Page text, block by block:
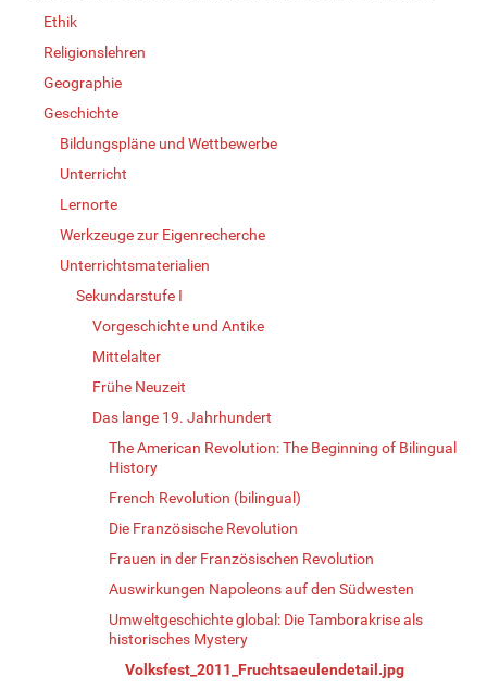
Ethik
Religionslehren
Geographie
Geschichte
Bildungspläne und Wettbewerbe
Unterricht
Lernorte
Werkzeuge zur Eigenrecherche
Unterrichtsmaterialien
Sekundarstufe I
Vorgeschichte und Antike
Mittelalter
Frühe Neuzeit
Das lange 19. Jahrhundert
The American Revolution: The Beginning of Bilingual
History
French Revolution (bilingual)
Die Französische Revolution
Frauen in der Französischen Revolution
Auswirkungen Napoleons auf den Südwesten
Umweltgeschichte global: Die Tamborakrise als
historisches Mystery
Volksfest_2011_Fruchtsaeulendetail.jpg